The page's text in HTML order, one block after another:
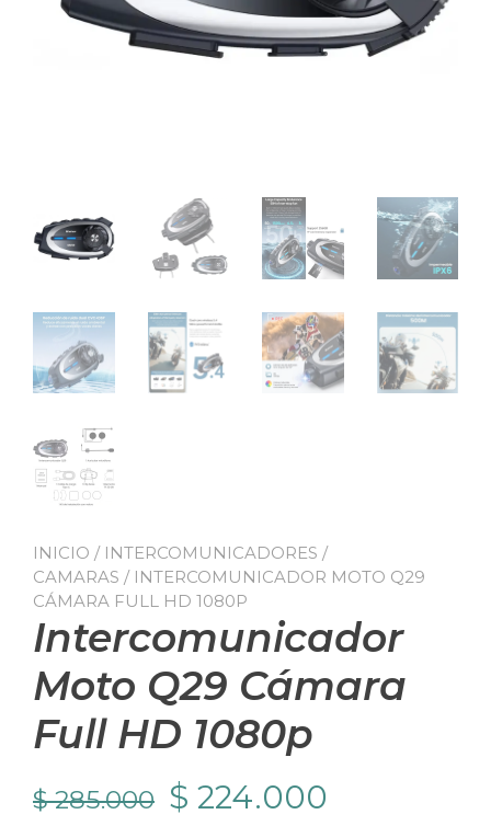
INICIO / INTERCOMUNICADORES /
CAMARAS / INTERCOMUNICADOR MOTO Q29
CÁMARA FULL HD 1080P
Intercomunicador
Moto Q29 Cámara
Full HD 1080p
$285.000 El
$ 224.000